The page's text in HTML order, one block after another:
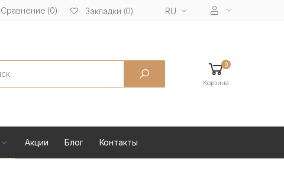
Сравнение (0) Закладки (0) RU
0
Корзина
Акции Блог Контакты